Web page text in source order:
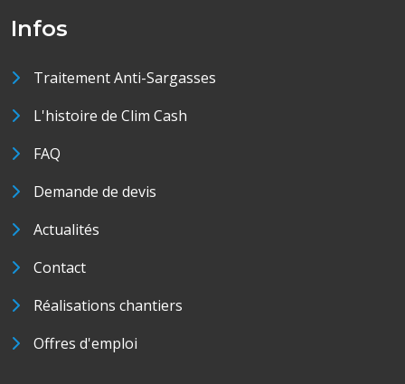
Infos
Traitement Anti-Sargasses
L'histoire de Clim Cash
FAQ
Demande de devis
Actualités
Contact
Réalisations chantiers
Offres d'emploi